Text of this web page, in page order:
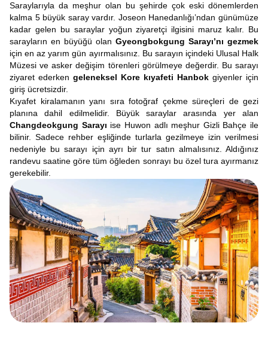
Saraylarıyla da meşhur olan bu şehirde çok eski dönemlerden
kalma 5 büyük saray vardır. Joseon Hanedanlığı’ndan günümüze
kadar gelen bu saraylar yoğun ziyaretçi ilgisini maruz kalır. Bu
sarayların en büyüğü olan Gyeongbokgung Sarayı’nı gezmek
için en az yarım gün ayırmalısınız. Bu sarayın içindeki Ulusal Halk
Müzesi ve asker değişim törenleri görülmeye değerdir. Bu sarayı
ziyaret ederken geleneksel Kore kıyafeti Hanbok giyenler için
giriş ücretsizdir.
Kıyafet kiralamanın yanı sıra fotoğraf çekme süreçleri de gezi
planına dahil edilmelidir. Büyük saraylar arasında yer alan
Changdeokgung Sarayı ise Huwon adlı meşhur Gizli Bahçe ile
bilinir. Sadece rehber eşliğinde turlarla gezilmeye izin verilmesi
nedeniyle bu sarayı için ayrı bir tur satın almalısınız. Aldığınız
randevu saatine göre tüm öğleden sonrayı bu özel tura ayırmanız
gerekebilir.